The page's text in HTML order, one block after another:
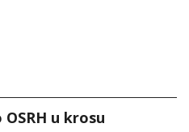
u krosu